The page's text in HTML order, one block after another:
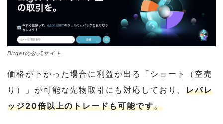
Bitgetの公式サイト
価格が下がった場合に利益が出る「ショート（空売
り）」が可能な先物取引にも対応しており、レバレ
ッジ20倍以上のトレードも可能です。